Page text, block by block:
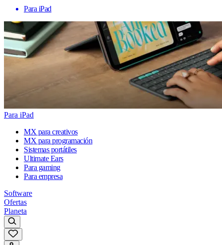
Para iPad
Para iPad
MX para creativos
MX para programación
Sistemas portátiles
Ultimate Ears
Para gaming
Para empresa
Software
Ofertas
Planeta